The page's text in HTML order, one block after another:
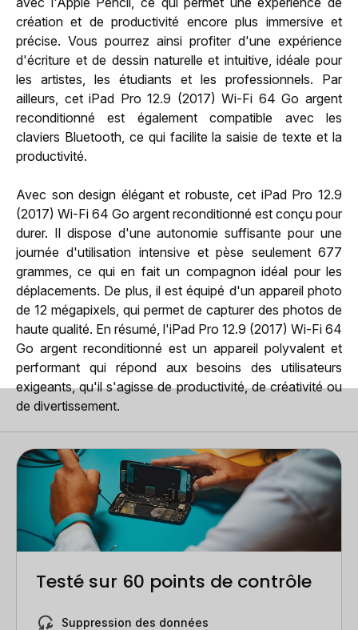
création et de productivité encore plus immersive et
précise. Vous pourrez ainsi profiter d'une expérience
d'écriture et de dessin naturelle et intuitive, idéale pour
les artistes, les étudiants et les professionnels. Par
ailleurs, cet iPad Pro 12.9 (2017) Wi-Fi 64 Go argent
reconditionné est également compatible avec les
claviers Bluetooth, ce qui facilite la saisie de texte et la
productivité.
Avec son design élégant et robuste, cet iPad Pro 12.9
(2017) Wi-Fi 64 Go argent reconditionné est conçu pour
durer. Il dispose d'une autonomie suffisante pour une
journée d'utilisation intensive et pèse seulement 677
grammes, ce qui en fait un compagnon idéal pour les
déplacements. De plus, il est équipé d'un appareil photo
de 12 mégapixels, qui permet de capturer des photos de
haute qualité. En résumé, l'iPad Pro 12.9 (2017) Wi-Fi 64
Go argent reconditionné est un appareil polyvalent et
performant qui répond aux besoins des utilisateurs
exigeants, qu'il s'agisse de productivité, de créativité ou
de divertissement.
Testé sur 60 points de contrôle
Suppression des données